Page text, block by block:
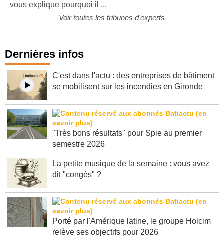
vous explique pourquoi il ...
Voir toutes les tribunes d'experts
Dernières infos
C'est dans l'actu : des entreprises de bâtiment
se mobilisent sur les incendies en Gironde
"Très bons résultats" pour Spie au premier
semestre 2026
La petite musique de la semaine : vous avez
dit "congés" ?
Porté par l'Amérique latine, le groupe Holcim
relève ses objectifs pour 2026